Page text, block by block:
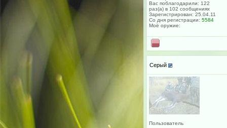
Вас поблагодарили: 122
раз(а) в 102 сообщениях
Зарегистрирован: 25.04.11
Со дня регистрации: 5584
Моё оружие:
Серый
Пользователь